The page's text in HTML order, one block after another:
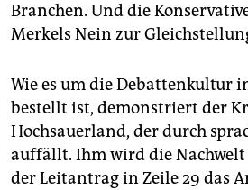
Branchen. Und die
Merkels Nein zur
Wie es um die Debattenkultur
bestellt ist, demonstriert der
Hochsauerland, der durch
auffällt. Ihm wird die Nachwelt
der Leitantrag in Zeile 29 das